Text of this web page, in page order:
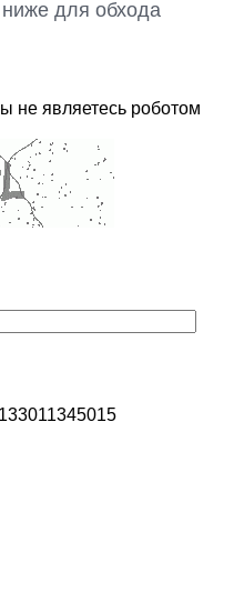
для обхода
не являетесь роботом